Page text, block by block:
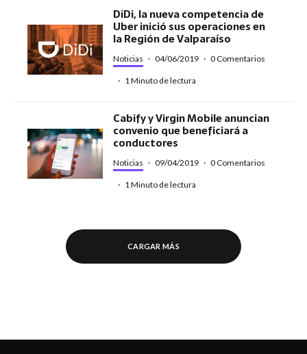
DiDi, la nueva competencia de
Uber inició sus operaciones en
la Región de Valparaíso
Noticias · 04/06/2019 · 0 Comentarios
· 1 Minuto de lectura
Cabify y Virgin Mobile anuncian
convenio que beneficiará a
conductores
Noticias · 09/04/2019 · 0 Comentarios
· 1 Minuto de lectura
CARGAR MÁS